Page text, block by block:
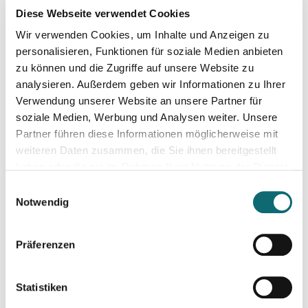
Diese Webseite verwendet Cookies
Wir verwenden Cookies, um Inhalte und Anzeigen zu
personalisieren, Funktionen für soziale Medien anbieten
zu können und die Zugriffe auf unsere Website zu
analysieren. Außerdem geben wir Informationen zu Ihrer
Verwendung unserer Website an unsere Partner für
soziale Medien, Werbung und Analysen weiter. Unsere
Partner führen diese Informationen möglicherweise mit
weiteren Daten zusammen, die Sie ihnen bereitgestellt
Notwendig
Präferenzen
Statistiken
Videotrainer
Kameramann, Cutter und Regisseur unter anderem auch im
Kunst- und TV-Bereich tätig. Er besuchte die HTBLA Graz für